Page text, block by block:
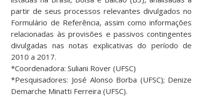
partir de seus processos relevantes divulgados no
Formulário de Referência, assim como informações
relacionadas às provisões e passivos contingentes
divulgadas nas notas explicativas do período de
2010 a 2017.
*Coordenadora: Suliani Rover (UFSC)
*Pesquisadores: José Alonso Borba (UFSC); Denize
Demarche Minatti Ferreira (UFSC).